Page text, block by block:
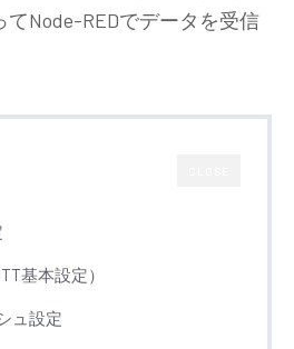
てNode-REDでデータを受信
基本設定）
ュ設定